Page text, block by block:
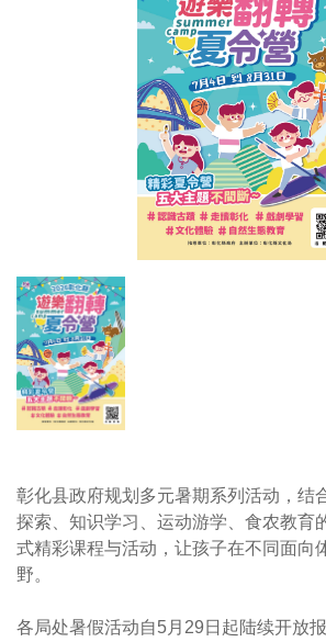
彰化县政府规划多元暑期系列活动，结
探索、知识学习、运动游学、食农教育
式精彩课程与活动，让孩子在不同面向
野。
各局处暑假活动自5月29日起陆续开放